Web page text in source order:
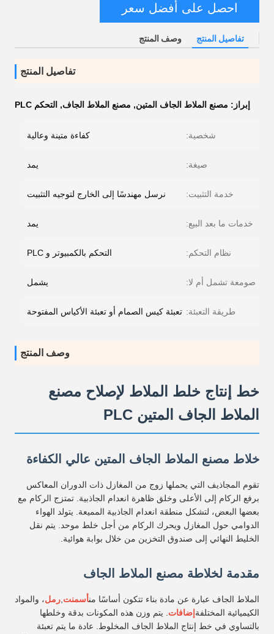
احصل على أفضل سعر
تفاصيل المنتج وصف المنتج
تفاصيل المنتج
إبراز: مصنع الملاط الجاف المتين, مصنع الملاط الجاف, التحكم PLC
شخصية: كفاءة متينة وعالية
صيغة: يمد
خدمة التثبيت: نرسل مهندسًا إلى الخارج لتوجيه التثبيت
خدمات ما بعد البيع: يمد
نظام التحكم: التحكم بالكمبيوتر و PLC
صومعة تشمل أم لا: يشمل
طريقة التعبئة: تعبئة كيس الصمام أو تعبئة الأكياس المفتوحة
وصف المنتج
خط إنتاج خلط الملاط لإصلاح مصنع
الملاط الجاف المتين PLC
خلاط مصنع الملاط الجاف المتين عالي الكفاءة
تقوم المجاذيف التي يحملها زوج من المغازل ذات الدوران المعاكس
برفع الركام إلى الأعلى وخلق ظاهرة انعدام الجاذبية. تمتزج الركام مع
بعضها البعض، لتشكل منطقة انعدام الجاذبية المميعة. يتولد الهواء
الدوامي حول المغازل ويحرك الركام من أجل خلط موحد. يتم نقل
الخليط النهائي إلى صندوق التخزين من خلال بوابة هوائية.
مقدمة لخلاطة مصنع الملاط الجاف
الملاط الجاف عبارة عن مادة بناء تتكون أساسًا منأسمنت رمل، والمواد
الكيميائية المختلفة إضافات . يتم وزن هذه المكونات بدقة وخلطها
بالتساوي في خط إنتاج الملاط الجاف المخلوط. عادة ما يتم تعبئة